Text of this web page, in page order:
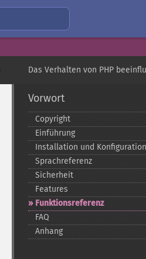
Das Verhalten von PHP
Vorwort
Copyright
Einführung
Installation und Konfiguration
Sprachreferenz
Sicherheit
Features
Funktionsreferenz
FAQ
Anhang